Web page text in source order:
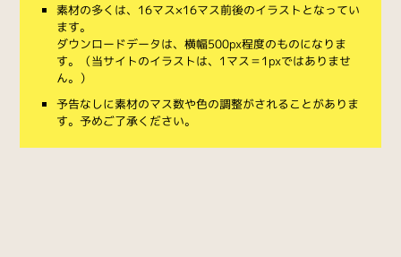
素材の多くは、16マス×16マス前後のイラストとなってい
ます。
ダウンロードデータは、横幅500px程度のものになりま
す。（当サイトのイラストは、1マス＝1pxではありませ
ん。）
予告なしに素材のマス数や色の調整がされることがありま
す。予めご了承ください。